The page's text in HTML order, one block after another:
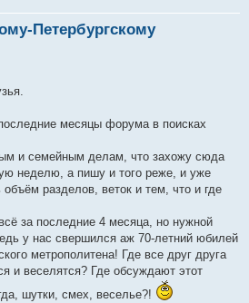
Петербургскому
месяцы форума в поисках
и семейным делам, что захожу сюда
неделю, а пишу и того реже, и уже
разделов, веток и тем, что и где
за последние 4 месяца, но нужной
у нас свершился аж 70-летний юбилей
метрополитена! Где все друг друга
и веселятся? Где обсуждают этот
шутки, смех, веселье?!